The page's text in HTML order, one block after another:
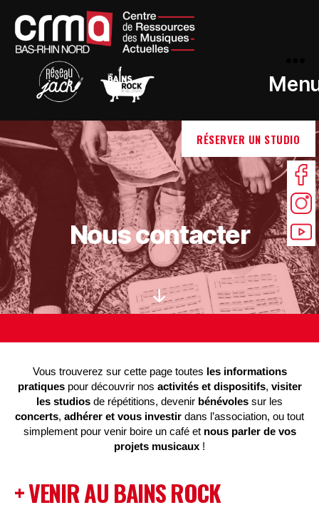
RÉSERVER UN STUDIO
Nous contacter
Vous trouverez sur cette page toutes les informations
pratiques pour découvrir nos activités et dispositifs, visiter
les studios de répétitions, devenir bénévoles sur les
concerts, adhérer et vous investir dans l’association, ou tout
simplement pour venir boire un café et nous parler de vos
projets musicaux !
VENIR AU BAINS ROCK